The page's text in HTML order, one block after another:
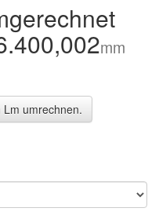
mm
umrechnen.